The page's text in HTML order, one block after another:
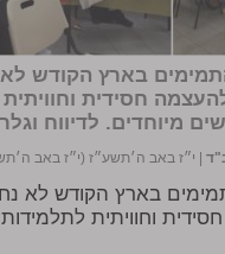
בארץ הקודש
חסידית
מיוחדים. לדיווח
י״ז באב ה׳תשע״ז (י״ז באב ה׳תשע״ז (09/
בארץ הקודש לא
וחוויתית